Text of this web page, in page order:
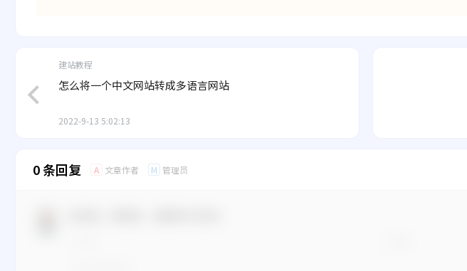
建站教程
怎么将一个中文网站转成多语言网站
2022-9-13 5:02:13
0 条回复 A 文章作者 M 管理员